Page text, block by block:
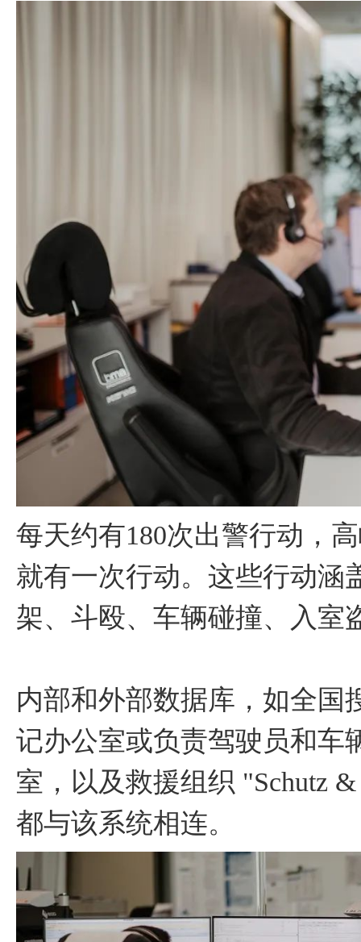
每天约有180次出警行动，
就有一次行动。这些行动涵
架、斗殴、车辆碰撞、入室
内部和外部数据库，如全国
记办公室或负责驾驶员和车
室，以及救援组织 "Schutz
都与该系统相连。